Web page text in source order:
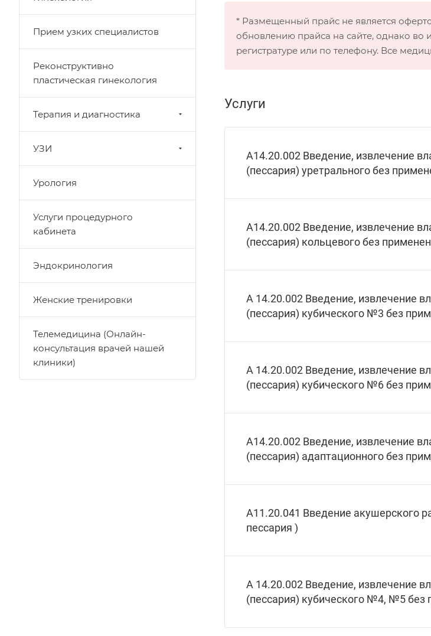
* Размещенный прайс не является
обновлению прайса на сайте, однако во
регистратуре или по телефону. Все
Услуги
А14.20.002 Введение, извлечение
(пессария) уретрального без
А14.20.002 Введение, извлечение
(пессария) кольцевого без
А 14.20.002 Введение, извлечение
(пессария) кубического №3 без
А 14.20.002 Введение, извлечение
(пессария) кубического №6 без
А14.20.002 Введение, извлечение
(пессария) адаптационного без
А11.20.041 Введение акушерского
пессария )
А 14.20.002 Введение, извлечение
(пессария) кубического №4, №5 без
Прием узких специалистов
Реконструктивно
пластическая гинекология
Терапия и диагностика
УЗИ
Урология
Услуги процедурного
кабинета
Эндокринология
Женские тренировки
Телемедицина (Онлайн-
консультация врачей нашей
клиники)